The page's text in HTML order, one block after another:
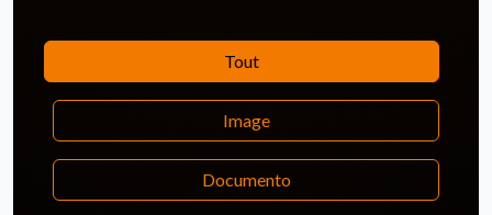
Tout
Image
Documento